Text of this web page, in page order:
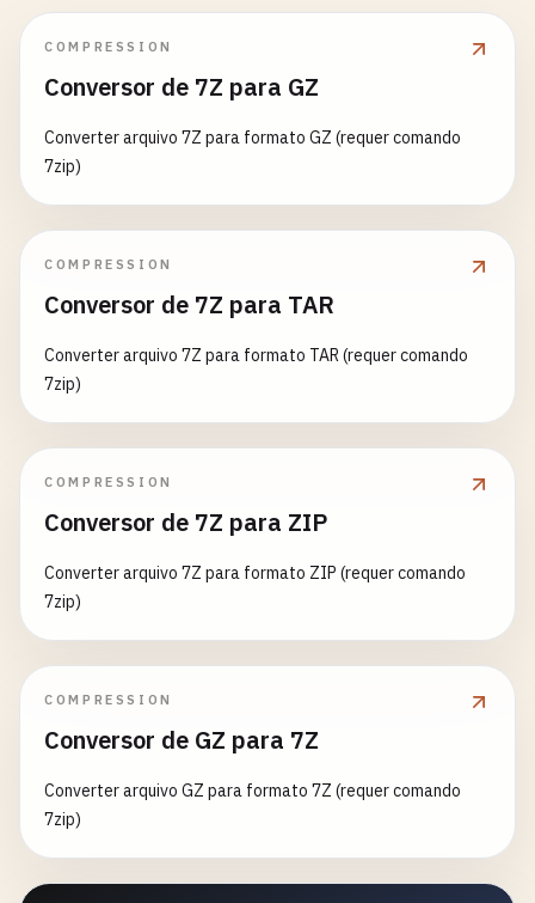
COMPRESSION
Conversor de 7Z para GZ
Converter arquivo 7Z para formato GZ (requer comando
7zip)
COMPRESSION
Conversor de 7Z para TAR
Converter arquivo 7Z para formato TAR (requer comando
7zip)
COMPRESSION
Conversor de 7Z para ZIP
Converter arquivo 7Z para formato ZIP (requer comando
7zip)
COMPRESSION
Conversor de GZ para 7Z
Converter arquivo GZ para formato 7Z (requer comando
7zip)